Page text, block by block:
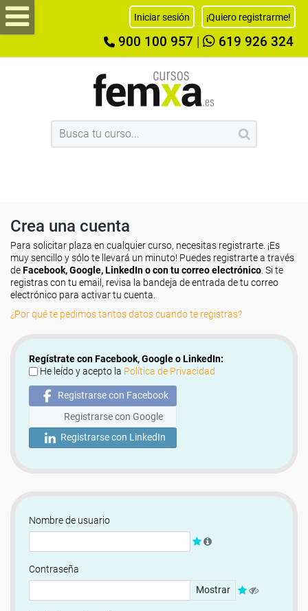
Iniciar sesión ¡Quiero registrarme!
900 100 957 619 926 324
Crea una cuenta
Para solicitar plaza en cualquier curso, necesitas registrarte. ¡Es
muy sencillo y sólo te llevará un minuto! Puedes registrarte a través
deFacebook, Google, LinkedIn o con tu correo electrónico . Si te
registras con tu email, revisa la bandeja de entrada de tu correo
electrónico para activar tu cuenta.
¿Por qué te pedimos tantos datos cuando te registras?
Regístrate con Facebook, Google o LinkedIn:
He leído y acepto la Política de Privacidad
Registrarse con Facebook
Registrarse con Google
Registrarse con LinkedIn
Nombre de usuario
Contraseña
Mostrar